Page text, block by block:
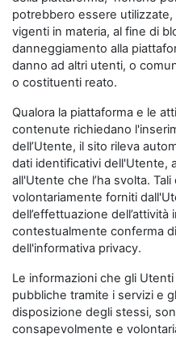
potrebbero essere
vigenti in materia, al fine di
danneggiamento alla
danno ad altri utenti, o
o costituenti reato.
Qualora la piattaforma e le
contenute richiedano
dell’Utente, il sito rileva
dati identificativi dell'Utente,
all'Utente che l’ha svolta.
volontariamente forniti
dell’effettuazione dell’attività
contestualmente conferma
dell'informativa privacy.
Le informazioni che gli
pubbliche tramite i servizi e
disposizione degli stessi,
consapevolmente e